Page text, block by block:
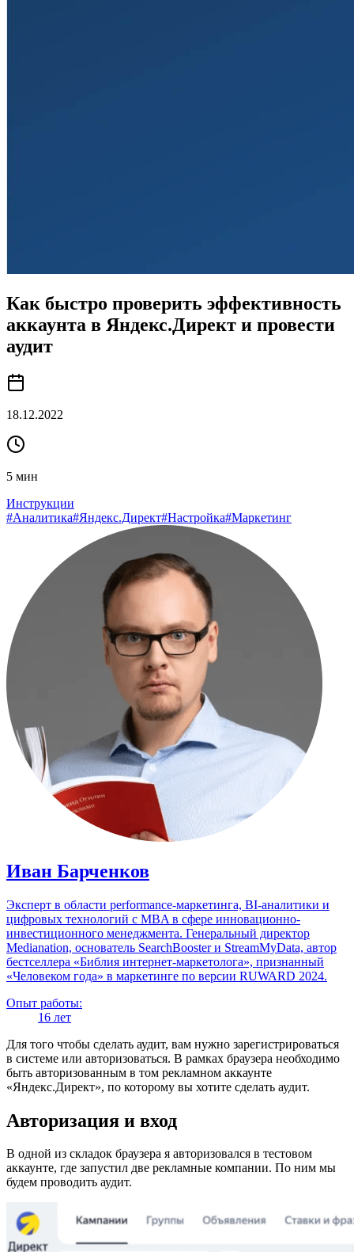
Как быстро проверить эффективность
аккаунта в Яндекс.Директ и провести
аудит
18.12.2022
5 мин
Инструкции
#Аналитика#Яндекс.Директ#Настройка#Маркетинг
Иван Барченков
Эксперт в области performance-маркетинга, BI-аналитики и
цифровых технологий с MBA в сфере инновационно-
инвестиционного менеджмента. Генеральный директор
Medianation, основатель SearchBooster и StreamMyData, автор
бестселлера «Библия интернет-маркетолога», признанный
«Человеком года» в маркетинге по версии RUWARD 2024.
Опыт работы:
16 лет
Для того чтобы сделать аудит, вам нужно зарегистрироваться
в системе или авторизоваться. В рамках браузера необходимо
быть авторизованным в том рекламном аккаунте
«Яндекс.Директ», по которому вы хотите сделать аудит.
Авторизация и вход
В одной из складок браузера я авторизовался в тестовом
аккаунте, где запустил две рекламные компании. По ним мы
будем проводить аудит.